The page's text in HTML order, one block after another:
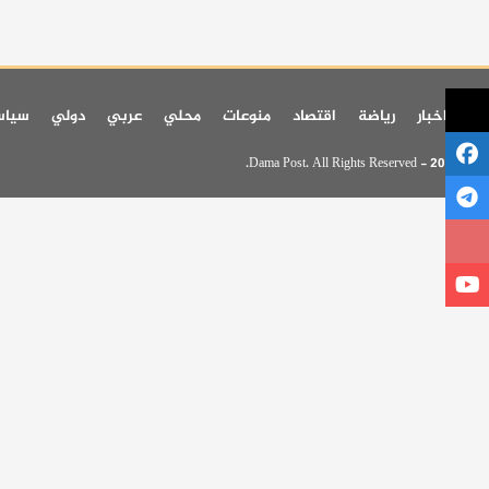
اخر اخبار رياضة اقتصاد منوعات محلي عربي دولي
© 2026 - Dama Post. All Rights Reserved.